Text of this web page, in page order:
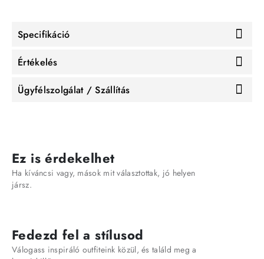
Specifikáció
Értékelés
Ügyfélszolgálat / Szállítás
Ez is érdekelhet
Ha kíváncsi vagy, mások mit választottak, jó helyen
jársz.
Fedezd fel a stílusod
Válogass inspiráló outfiteink közül, és találd meg a